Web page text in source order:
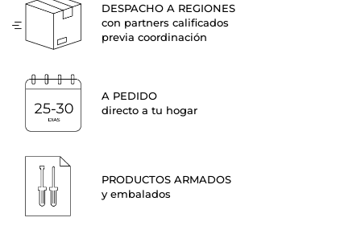
DESPACHO A REGIONES
con partners calificados
previa coordinación
A PEDIDO
directo a tu hogar
PRODUCTOS ARMADOS
y embalados